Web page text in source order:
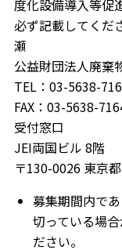
度化設備導入等促
必ず記載してくだ
瀬
公益財団法人廃棄
TEL：03-5638-
FAX：03-5638-
受付窓口
JEI両国ビル 8階
〒130-0026 東京
募集期間内で
切っている場
ださい。